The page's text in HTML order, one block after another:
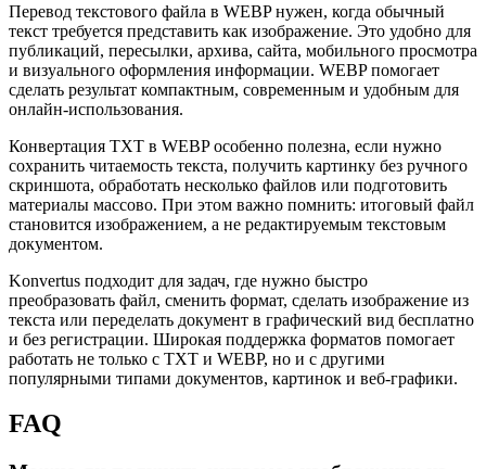
Перевод текстового файла в WEBP нужен, когда обычный
текст требуется представить как изображение. Это удобно для
публикаций, пересылки, архива, сайта, мобильного просмотра
и визуального оформления информации. WEBP помогает
сделать результат компактным, современным и удобным для
онлайн-использования.
Конвертация TXT в WEBP особенно полезна, если нужно
сохранить читаемость текста, получить картинку без ручного
скриншота, обработать несколько файлов или подготовить
материалы массово. При этом важно помнить: итоговый файл
становится изображением, а не редактируемым текстовым
документом.
Konvertus подходит для задач, где нужно быстро
преобразовать файл, сменить формат, сделать изображение из
текста или переделать документ в графический вид бесплатно
и без регистрации. Широкая поддержка форматов помогает
работать не только с TXT и WEBP, но и с другими
популярными типами документов, картинок и веб-графики.
FAQ